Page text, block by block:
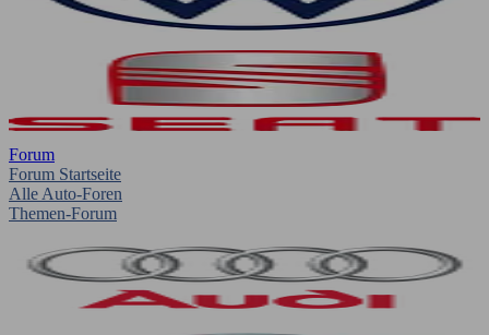
Forum
Forum Startseite
Alle Auto-Foren
Themen-Forum